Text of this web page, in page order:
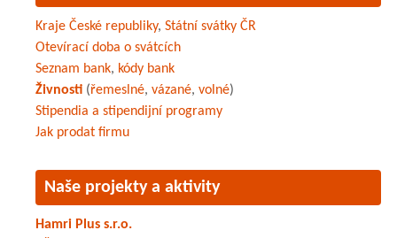
Kraje České republiky, Státní svátky ČR
Otevírací doba o svátcích
Seznam bank, kódy bank
Živnosti (řemeslné, vázané, volné)
Stipendia a stipendijní programy
Jak prodat firmu
Naše projekty a aktivity
Hamri Plus s.r.o.